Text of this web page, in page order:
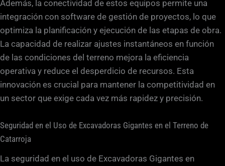
Además, la conectividad de estos equipos permite una
integración con software de gestión de proyectos, lo que
optimiza la planificación y ejecución de las etapas de obra.
La capacidad de realizar ajustes instantáneos en función
de las condiciones del terreno mejora la eficiencia
operativa y reduce el desperdicio de recursos. Esta
innovación es crucial para mantener la competitividad en
un sector que exige cada vez más rapidez y precisión.
Seguridad en el Uso de Excavadoras Gigantes en el Terreno de
Catarroja
La seguridad en el uso de Excavadoras Gigantes en